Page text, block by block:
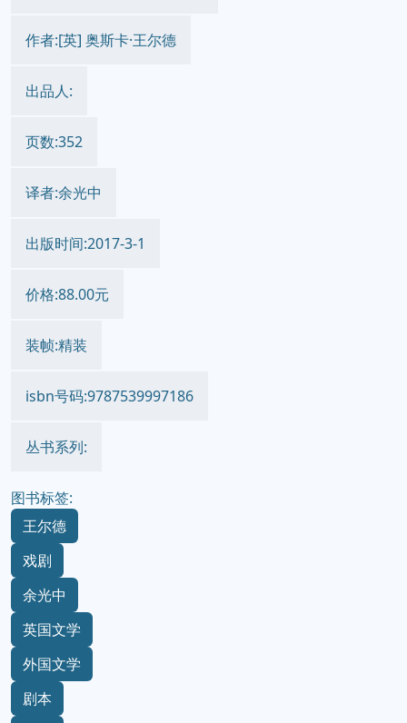
作者:[英] 奥斯卡·王尔德
出品人:
页数:352
译者:余光中
出版时间:2017-3-1
价格:88.00元
装帧:精装
isbn号码:9787539997186
丛书系列:
图书标签:
王尔德
戏剧
余光中
英国文学
外国文学
剧本